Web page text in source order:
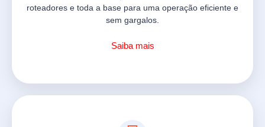
roteadores e toda a base para uma operação eficiente e
sem gargalos.
Saiba mais